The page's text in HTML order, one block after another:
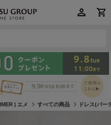
| エメ すべての商品 ドレス(パー